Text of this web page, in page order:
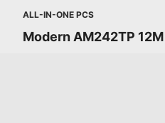
ALL-IN-ONE PCS
Modern AM242TP 12M